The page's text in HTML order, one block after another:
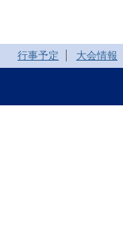
行事予定 大会情報